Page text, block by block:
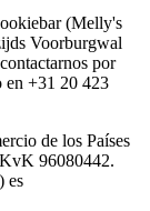
(Melly's
Voorburgwal
por
en +31 20 423
de los Países
96080442.
es